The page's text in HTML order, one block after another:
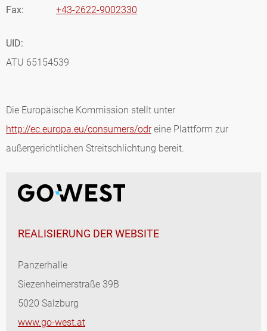
Fax:
+43-2622-9002330
UID:
ATU 65154539
Die Europäische Kommission stellt unter
http://ec.europa.eu/consumers/odreine Plattform zur
außergerichtlichen Streitschlichtung bereit.
REALISIERUNG DER WEBSITE
Panzerhalle
Siezenheimerstraße 39B
5020 Salzburg
www.go-west.at